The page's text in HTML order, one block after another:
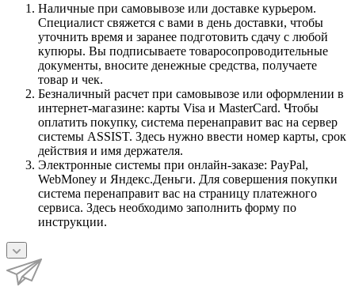
Наличные при самовывозе или доставке курьером.
Специалист свяжется с вами в день доставки, чтобы
уточнить время и заранее подготовить сдачу с любой
купюры. Вы подписываете товаросопроводительные
документы, вносите денежные средства, получаете
товар и чек.
Безналичный расчет при самовывозе или оформлении в
интернет-магазине: карты Visa и MasterCard. Чтобы
оплатить покупку, система перенаправит вас на сервер
системы ASSIST. Здесь нужно ввести номер карты, срок
действия и имя держателя.
Электронные системы при онлайн-заказе: PayPal,
WebMoney и Яндекс.Деньги. Для совершения покупки
система перенаправит вас на страницу платежного
сервиса. Здесь необходимо заполнить форму по
инструкции.